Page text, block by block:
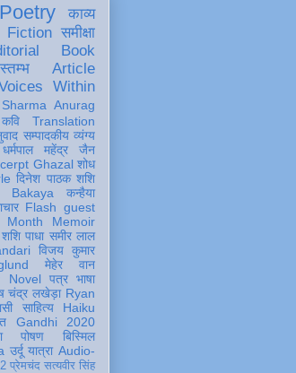
Poetry
काव्य
Fiction समीक्षा
Book
स्तम्भ
Article
Within
Anurag
कवि
Translation
सम्पादकीय व्यंग्य
धर्मपाल महेंद्र जैन
Ghazal शोध
दिनेश पाठक शशि
Bakaya
कन्हैया
Flash guest
Memoir
शशि पाधा समीर लाल
विजय कुमार
मेहेर वान
Novel पत्र भाषा
चंद्र लखेड़ा Ryan
साहित्य
Haiku
Gandhi 2020
पोषण
बिस्मिल
उर्दू यात्रा Audio-
प्रेमचंद सत्यवीर सिंह